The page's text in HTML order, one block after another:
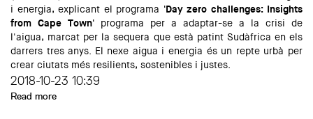
i energia, explicant el programa 'Day zero challenges: Insights
from Cape Town' programa per a adaptar-se a la crisi de
l'aigua, marcat per la sequera que està patint Sudàfrica en els
darrers tres anys. El nexe aigua i energia és un repte urbà per
crear ciutats més resilients, sostenibles i justes.
2018-10-23 10:39
Read more